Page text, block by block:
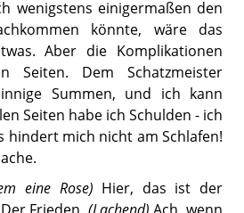
wenigstens einigermaßen den
könnte, wäre das
Aber die Komplikationen
Seiten. Dem Schatzmeister
Summen, und ich kann
Seiten habe ich Schulden - ich
hindert mich nicht am Schlafen!
eine Rose) Hier, das ist der